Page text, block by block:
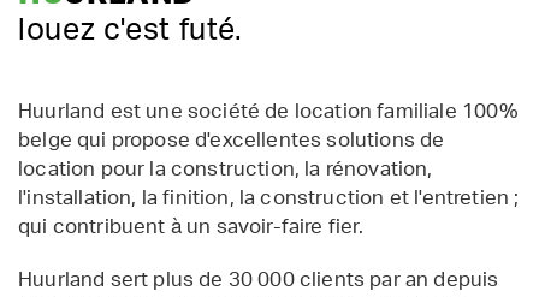
louez c'est futé.
Huurland est une société de location familiale 100%
belge qui propose d'excellentes solutions de
location pour la construction, la rénovation,
l'installation, la finition, la construction et l'entretien ;
qui contribuent à un savoir-faire fier.
Huurland sert plus de 30 000 clients par an depuis